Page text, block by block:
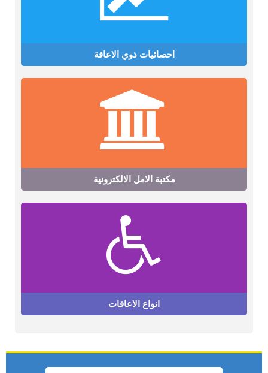
احصائيات ذوي الاعاقة
مكتبة الامل الالكترونية
انواع الاعاقات